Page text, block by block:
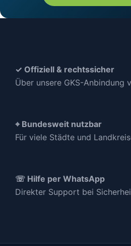
✓ Offiziell & rechtssicher
Über unsere GKS-Anbindung
⌖ Bundesweit nutzbar
Für viele Städte und
☏ Hilfe per WhatsApp
Direkter Support bei